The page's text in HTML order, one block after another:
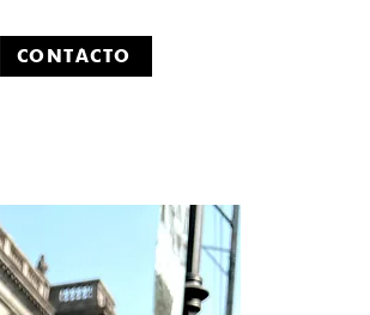
CONTÁCTO